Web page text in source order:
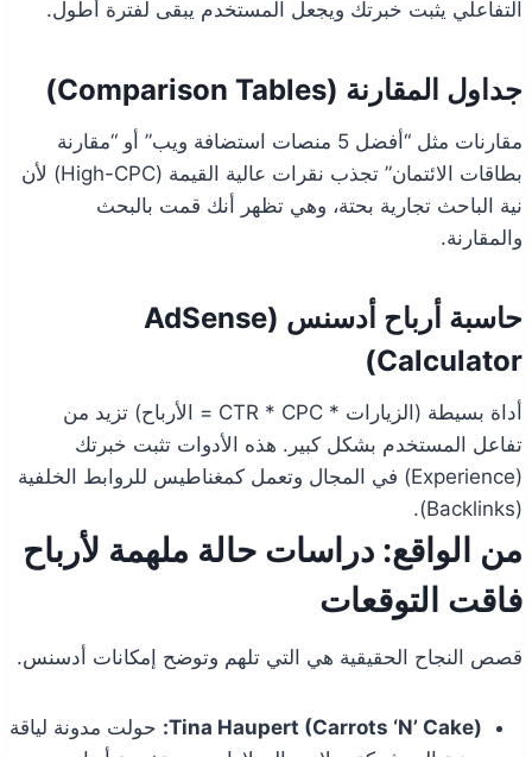
التفاعلي يثبت خبرتك ويجعل المستخدم يبقى لفترة أطول.
جداول المقارنة (Comparison Tables)
مقارنات مثل “أفضل 5 منصات استضافة ويب” أو “مقارنة
بطاقات الائتمان” تجذب نقرات عالية القيمة (High-CPC) لأن
نية الباحث تجارية بحتة، وهي تظهر أنك قمت بالبحث
والمقارنة.
حاسبة أرباح أدسنس (AdSense
Calculator)
أداة بسيطة (الزيارات * CTR * CPC = الأرباح) تزيد من
تفاعل المستخدم بشكل كبير. هذه الأدوات تثبت خبرتك
(Experience) في المجال وتعمل كمغناطيس للروابط الخلفية
(Backlinks).
من الواقع: دراسات حالة ملهمة لأرباح
فاقت التوقعات
قصص النجاح الحقيقية هي التي تلهم وتوضح إمكانات أدسنس.
Tina Haupert (Carrots ‘N’ Cake): حولت مدونة لياقة